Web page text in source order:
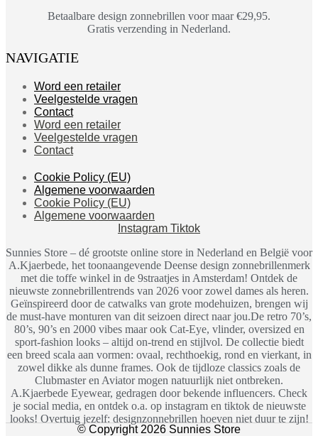
Betaalbare design zonnebrillen voor maar €29,95.
Gratis verzending in Nederland.
NAVIGATIE
Word een retailer
Veelgestelde vragen
Contact
Word een retailer
Veelgestelde vragen
Contact
Cookie Policy (EU)
Algemene voorwaarden
Cookie Policy (EU)
Algemene voorwaarden
Instagram Tiktok
Sunnies Store – dé grootste online store in Nederland en België voor
A.Kjaerbede, het toonaangevende Deense design zonnebrillenmerk
met die toffe winkel in de 9straatjes in Amsterdam! Ontdek de
nieuwste zonnebrillentrends van 2026 voor zowel dames als heren.
Geïnspireerd door de catwalks van grote modehuizen, brengen wij
de must-have monturen van dit seizoen direct naar jou.De retro 70’s,
80’s, 90’s en 2000 vibes maar ook Cat-Eye, vlinder, oversized en
sport-fashion looks – altijd on-trend en stijlvol. De collectie biedt
een breed scala aan vormen: ovaal, rechthoekig, rond en vierkant, in
zowel dikke als dunne frames. Ook de tijdloze classics zoals de
Clubmaster en Aviator mogen natuurlijk niet ontbreken.
A.Kjaerbede Eyewear, gedragen door bekende influencers. Check
je social media, en ontdek o.a. op instagram en tiktok de nieuwste
looks! Overtuig jezelf: designzonnebrillen hoeven niet duur te zijn!
© Copyright 2026 Sunnies Store